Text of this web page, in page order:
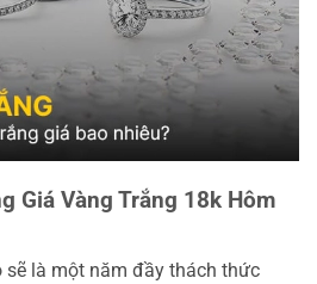
Giá Vàng Trắng 18k Hôm
là một năm đầy thách thức